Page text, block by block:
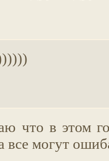
что в этом
все могут